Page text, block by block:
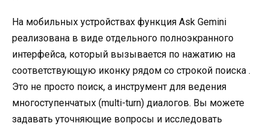
На мобильных устройствах функция Ask Gemini
реализована в виде отдельного полноэкранного
интерфейса, который вызывается по нажатию на
соответствующую иконку рядом со строкой поиска .
Это не просто поиск, а инструмент для ведения
многоступенчатых (multi-turn) диалогов. Вы можете
задавать уточняющие вопросы и исследовать